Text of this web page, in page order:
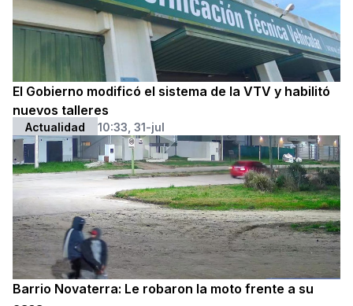
El Gobierno modificó el sistema de la VTV y habilitó
nuevos talleres
Actualidad 10:33, 31-jul
Barrio Novaterra: Le robaron la moto frente a su